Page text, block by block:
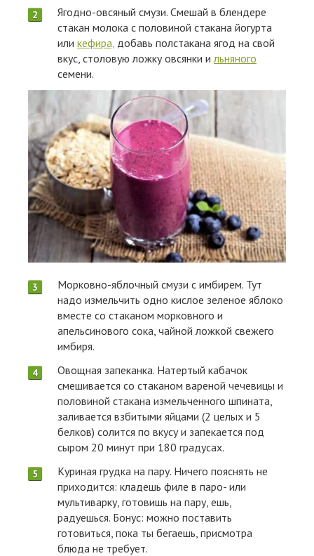
Ягодно-овсяный смузи. Смешай в блендере
стакан молока с половиной стакана йогурта
или кефира, добавь полстакана ягод на свой
вкус, столовую ложку овсянки ильняного
семени.
Морковно-яблочный смузи с имбирем. Тут
надо измельчить одно кислое зеленое яблоко
вместе со стаканом морковного и
апельсинового сока, чайной ложкой свежего
имбиря.
Овощная запеканка. Натертый кабачок
смешивается со стаканом вареной чечевицы и
половиной стакана измельченного шпината,
заливается взбитыми яйцами (2 целых и 5
белков) солится по вкусу и запекается под
сыром 20 минут при 180 градусах.
Куриная грудка на пару. Ничего пояснять не
приходится: кладешь филе в паро- или
мультиварку, готовишь на пару, ешь,
радуешься. Бонус: можно поставить
готовиться, пока ты бегаешь, присмотра
блюда не требует.